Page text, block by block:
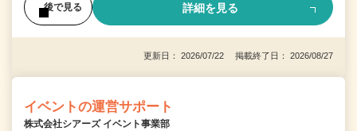
後で見る 詳細を見る
更新日： 2026/07/22 掲載終了日： 2026/08/27
イベントの運営サポート
株式会社シアーズ イベント事業部